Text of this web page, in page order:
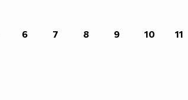
6 7 8 9 10 11